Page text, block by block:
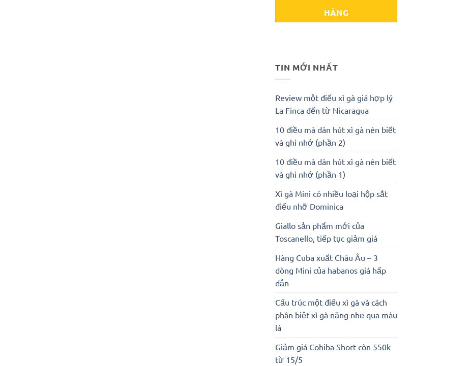
HÀNG
TIN MỚI NHẤT
Review một điếu xì gà giá hợp lý
La Finca đến từ Nicaragua
10 điều mà dân hút xì gà nên biết
và ghi nhớ (phần 2)
10 điều mà dân hút xì gà nên biết
và ghi nhớ (phần 1)
Xì gà Mini có nhiều loại hộp sắt
điếu nhỡ Dominica
Giallo sản phẩm mới của
Toscanello, tiếp tục giảm giá
Hàng Cuba xuất Châu Âu – 3
dòng Mini của habanos giá hấp
dẫn
Cấu trúc một điếu xì gà và cách
phân biệt xì gà nặng nhẹ qua màu
lá
Giảm giá Cohiba Short còn 550k
từ 15/5